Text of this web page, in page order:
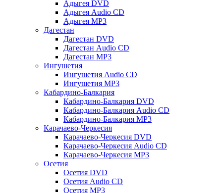
Адыгея DVD
Адыгея Audio CD
Адыгея MP3
Дагестан
Дагестан DVD
Дагестан Audio CD
Дагестан MP3
Ингушетия
Ингушетия Audio CD
Ингушетия MP3
Кабардино-Балкария
Кабардино-Балкария DVD
Кабардино-Балкария Audio CD
Кабардино-Балкария MP3
Карачаево-Черкесия
Карачаево-Черкесия DVD
Карачаево-Черкесия Audio CD
Карачаево-Черкесия MP3
Осетия
Осетия DVD
Осетия Audio CD
Осетия MP3